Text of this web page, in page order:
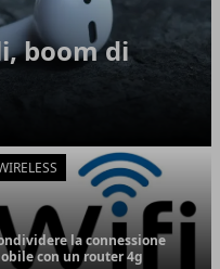
boom di
la connessione
con un router 4g